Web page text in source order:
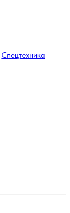
Спецтехника